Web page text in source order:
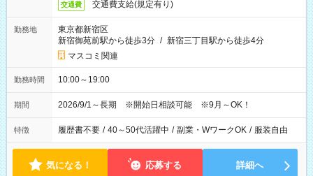
交通費 交通費支給(規定有り)
勤務地
東京都新宿区
新宿御苑前駅から徒歩3分 / 新宿三丁目駅から徒歩4分
マスコミ関連
勤務時間 10:00～19:00
期間 2026/9/1～長期 ※開始日相談可能 ※9月～OK！
特徴 履歴書不要 / 40～50代活躍中 / 副業・WワークOK / 服装自由
気になる！ 応募する 詳細へ